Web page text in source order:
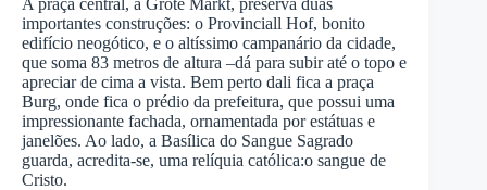
importantes construções: o Provinciall Hof, bonito
edifício neogótico, e o altíssimo campanário da cidade,
que soma 83 metros de altura –dá para subir até o topo e
apreciar de cima a vista. Bem perto dali fica a praça
Burg, onde fica o prédio da prefeitura, que possui uma
impressionante fachada, ornamentada por estátuas e
janelões. Ao lado, a Basílica do Sangue Sagrado
guarda, acredita-se, uma relíquia católica:o sangue de
Cristo.